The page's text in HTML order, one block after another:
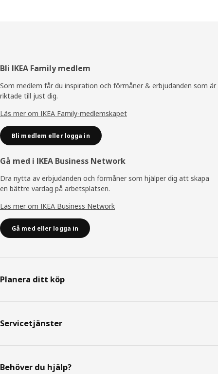
Sidfot
Bli IKEA Family medlem
Som medlem får du inspiration och förmåner & erbjudanden som är
riktade till just dig.
Läs mer om IKEA Family-medlemskapet
Bli medlem eller logga in
Gå med i IKEA Business Network
Dra nytta av erbjudanden och förmåner som hjälper dig att skapa
en bättre vardag på arbetsplatsen.
Läs mer om IKEA Business Network
Gå med eller logga in
Planera ditt köp
Servicetjänster
Behöver du hjälp?